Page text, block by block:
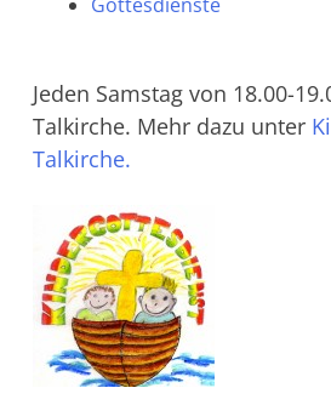
Jeden Samstag von 18.00-
Talkirche. Mehr dazu unter
Talkirche.